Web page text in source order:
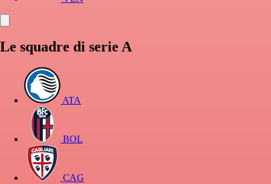
Le squadre di serie A
ATA
BOL
CAG